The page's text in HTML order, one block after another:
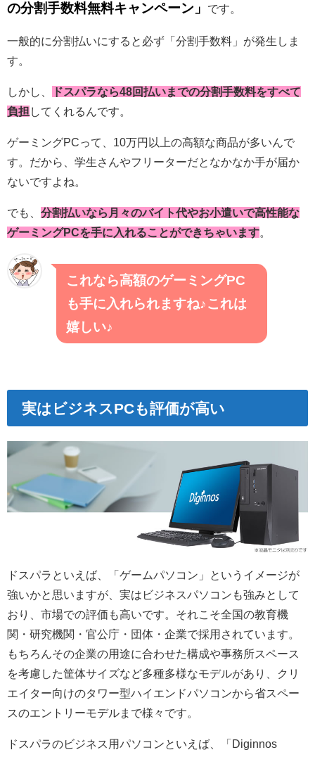
の分割手数料無料キャンペーン」
です。
一般的に分割払いにすると必ず「分割手数料」が発生しま
す。
しかし、
ドスパラなら48回払いまでの分割手数料をすべて
負担 してくれるんです。
ゲーミングPCって、10万円以上の高額な商品が多いんで
す。だから、学生さんやフリーターだとなかなか手が届か
ないですよね。
でも、 分割払いなら月々のバイト代やお小遣いで高性能な
ゲーミングPCを手に入れることができちゃいます
これなら高額のゲーミングPC
も手に入れられますね♪これは
嬉しい♪
実はビジネスPCも評価が高い
ドスパラといえば、「ゲームパソコン」というイメージが
強いかと思いますが、実はビジネスパソコンも強みとして
おり、市場での評価も高いです。それこそ全国の教育機
関・研究機関・官公庁・団体・企業で採用されています。
もちろんその企業の用途に合わせた構成や事務所スペース
を考慮した筐体サイズなど多種多様なモデルがあり、クリ
エイター向けのタワー型ハイエンドパソコンから省スペー
スのエントリーモデルまで様々です。
ドスパラのビジネス用パソコンといえば、「Diginnos